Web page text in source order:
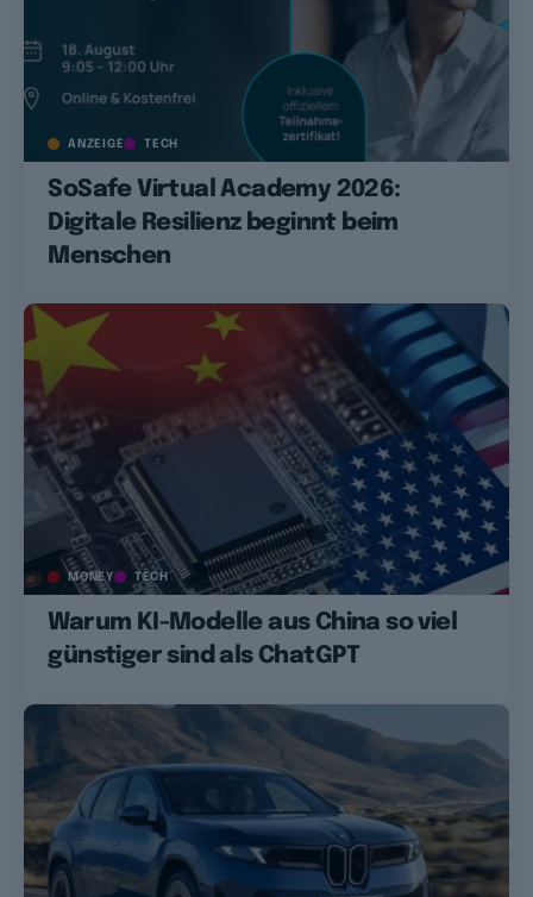
ANZEIGE TECH
SoSafe Virtual Academy 2026:
Digitale Resilienz beginnt beim
Menschen
MONEY TECH
Warum KI-Modelle aus China so viel
günstiger sind als ChatGPT